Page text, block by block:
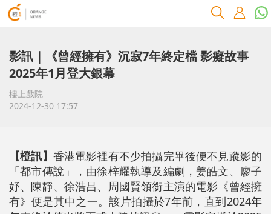
影訊｜《曾經擁有》沉寂7年終定檔 影癡故事
2025年1月登大銀幕
樓上戲院
2024-12-30 17:57
【橙訊】 香港電影裡有不少拍攝完畢後便不見蹤影的
「都市傳說」，由徐梓耀執導及編劇，姜皓文、廖子
妤、陳靜、徐浩昌、周國賢領銜主演的電影《曾經擁
有》便是其中之一。該片拍攝於7年前，直到2024年